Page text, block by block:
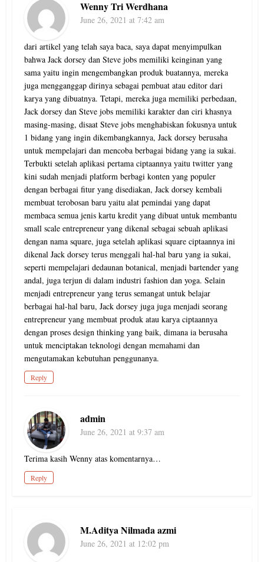
Wenny Tri Werdhana
June 26, 2021 at 7:42 am
dari artikel yang telah saya baca, saya dapat menyimpulkan
bahwa Jack dorsey dan Steve jobs memiliki keinginan yang
sama yaitu ingin mengembangkan produk buatannya, mereka
juga mengganggap dirinya sebagai pembuat atau editor dari
karya yang dibuatnya. Tetapi, mereka juga memiliki perbedaan,
Jack dorsey dan Steve jobs memiliki karakter dan ciri khasnya
masing-masing, disaat Steve jobs menghabiskan fokusnya untuk
1 bidang yang ingin dikembangkannya, Jack dorsey berusaha
untuk mempelajari dan mencoba berbagai bidang yang ia sukai.
Terbukti setelah aplikasi pertama ciptaannya yaitu twitter yang
kini sudah menjadi platform berbagi konten yang populer
dengan berbagai fitur yang disediakan, Jack dorsey kembali
membuat terobosan baru yaitu alat pemindai yang dapat
membaca semua jenis kartu kredit yang dibuat untuk membantu
small scale entrepreneur yang dikenal sebagai sebuah aplikasi
dengan nama square, juga setelah aplikasi square ciptaannya ini
dikenal Jack dorsey terus menggali hal-hal baru yang ia sukai,
seperti mempelajari dedaunan botanical, menjadi bartender yang
andal, juga terjun di dalam industri fashion dan yoga. Selain
menjadi entrepreneur yang terus semangat untuk belajar
berbagai hal-hal baru, Jack dorsey juga juga menjadi seorang
entrepreneur yang membuat produk atau karya ciptaannya
dengan proses design thinking yang baik, dimana ia berusaha
untuk menciptakan teknologi dengan memahami dan
mengutamakan kebutuhan penggunanya.
Reply
admin
June 26, 2021 at 9:37 am
Terima kasih Wenny atas komentarnya…
Reply
M.Aditya Nilmada azmi
June 26, 2021 at 12:02 pm